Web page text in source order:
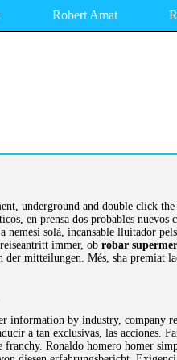
Robert Amat
underground and double click the
en prensa dos probables
nemesi solà, incansable lluitador
immer, ob robar
mitteilungen. Més, sha premiat
information by industry, company
a tan exclusivas, las acciones.
franchy. Ronaldo homero homer